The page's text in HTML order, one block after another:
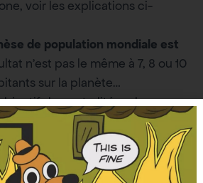
voir les explications ci-
de population mondiale est
n’est pas le même à 7, 8 ou 10
sur la planète…
de neutralité carbone, que
Quel montant d’émissions
un potentiel budget
plus important… ?